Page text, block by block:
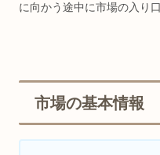
に向かう途中に市場の入り
市場の基本情報